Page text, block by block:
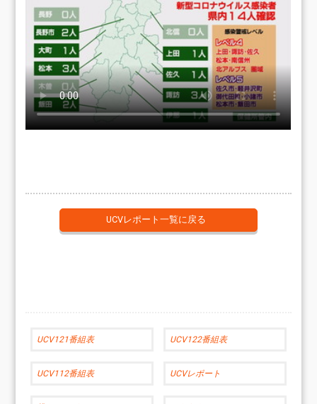
UCVレポート一覧に戻る
UCV121番組表 UCV122番組表
UCV112番組表 UCVレポート